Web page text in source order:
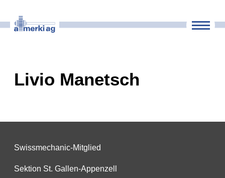
Maschinenpark
Unternehmen
Livio Manetsch
Swissmechanic-Mitglied
Sektion St. Gallen-Appenzell